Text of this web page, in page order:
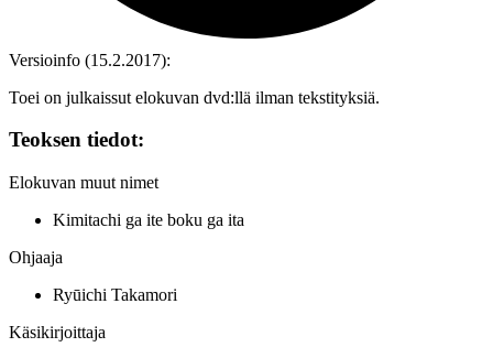
Versioinfo (15.2.2017):
Toei on julkaissut elokuvan dvd:llä ilman tekstityksiä.
Teoksen tiedot:
Elokuvan muut nimet
Kimitachi ga ite boku ga ita
Ohjaaja
Ryūichi Takamori
Käsikirjoittaja